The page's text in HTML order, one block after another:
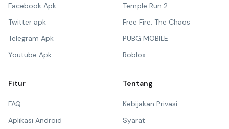
Facebook Apk
Twitter apk
Telegram Apk
Youtube Apk
Temple Run 2
Free Fire: The Chaos
PUBG MOBILE
Roblox
Fitur
FAQ
Aplikasi Android
Tentang
Kebijakan Privasi
Syarat